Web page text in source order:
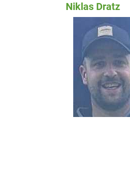
Niklas Dratz